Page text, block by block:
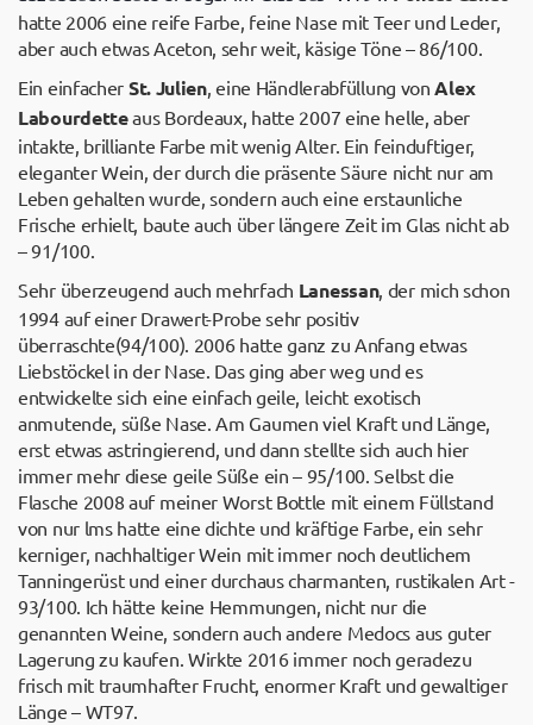
hatte 2006 eine reife Farbe, feine Nase mit Teer und Leder,
aber auch etwas Aceton, sehr weit, käsige Töne – 86/100.
Ein einfacher St. Julien, eine Händlerabfüllung vonAlex
Labourdetteaus Bordeaux, hatte 2007 eine helle, aber
intakte, brilliante Farbe mit wenig Alter. Ein feinduftiger,
eleganter Wein, der durch die präsente Säure nicht nur am
Leben gehalten wurde, sondern auch eine erstaunliche
Frische erhielt, baute auch über längere Zeit im Glas nicht ab
– 91/100.
Sehr überzeugend auch mehrfach Lanessan, der mich schon
1994 auf einer Drawert-Probe sehr positiv
überraschte(94/100). 2006 hatte ganz zu Anfang etwas
Liebstöckel in der Nase. Das ging aber weg und es
entwickelte sich eine einfach geile, leicht exotisch
anmutende, süße Nase. Am Gaumen viel Kraft und Länge,
erst etwas astringierend, und dann stellte sich auch hier
immer mehr diese geile Süße ein – 95/100. Selbst die
Flasche 2008 auf meiner Worst Bottle mit einem Füllstand
von nur lms hatte eine dichte und kräftige Farbe, ein sehr
kerniger, nachhaltiger Wein mit immer noch deutlichem
Tanningerüst und einer durchaus charmanten, rustikalen Art -
93/100. Ich hätte keine Hemmungen, nicht nur die
genannten Weine, sondern auch andere Medocs aus guter
Lagerung zu kaufen. Wirkte 2016 immer noch geradezu
frisch mit traumhafter Frucht, enormer Kraft und gewaltiger
Länge – WT97.